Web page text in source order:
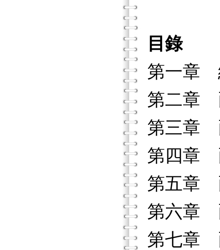
目錄
第一章
第二章
第三章
第四章
第五章
第六章
第七章